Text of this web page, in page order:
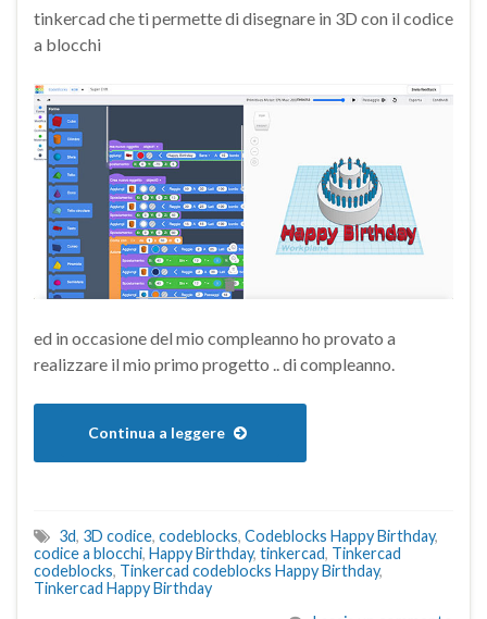
tinkercad che ti permette di disegnare in 3D con il codice
a blocchi
ed in occasione del mio compleanno ho provato a
realizzare il mio primo progetto .. di compleanno.
Continua a leggere
3d, 3D codice, codeblocks, Codeblocks Happy Birthday,
codice a blocchi, Happy Birthday, tinkercad, Tinkercad
codeblocks, Tinkercad codeblocks Happy Birthday,
Tinkercad Happy Birthday